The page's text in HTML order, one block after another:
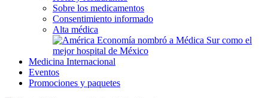
Sobre los medicamentos
Consentimiento informado
Alta médica
Medicina Internacional
Eventos
Promociones y paquetes